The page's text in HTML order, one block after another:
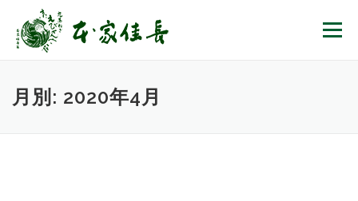
コンテンツへスキップ
メニュー
月別: 2020年4月